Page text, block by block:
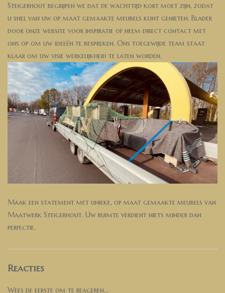
Steigerhout begrijpen we dat de wachttijd kort moet zijn, zodat
u snel van uw op maat gemaakte meubels kunt genieten. Blader
door onze website voor inspiratie of neem direct contact met
ons op om uw ideeën te bespreken. Ons toegewijde team staat
klaar om uw visie werkelijkheid te laten worden.
Maak een statement met unieke, op maat gemaakte meubels van
Maatwerk Steigerhout. Uw ruimte verdient niets minder dan
perfectie.
Reacties
Wees de eerste om te reageren...